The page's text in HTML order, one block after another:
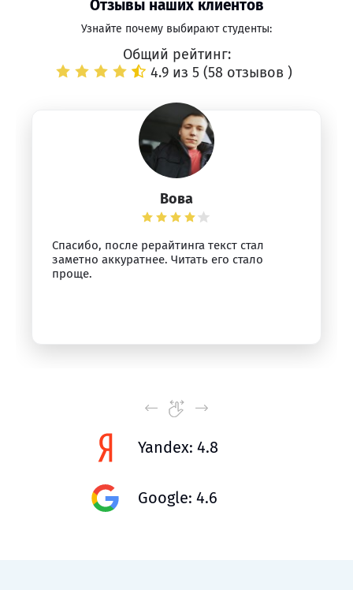
Отзывы наших клиентов
Узнайте почему выбирают студенты:
Общий рейтинг:
4.9 из 5 (58 отзывов )
Вова
Спасибо, после рерайтинга текст стал
заметно аккуратнее. Читать его стало
проще.
Yandex: 4.8
Google: 4.6